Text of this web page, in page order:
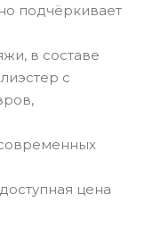
подчёркивает
в составе
с
цена